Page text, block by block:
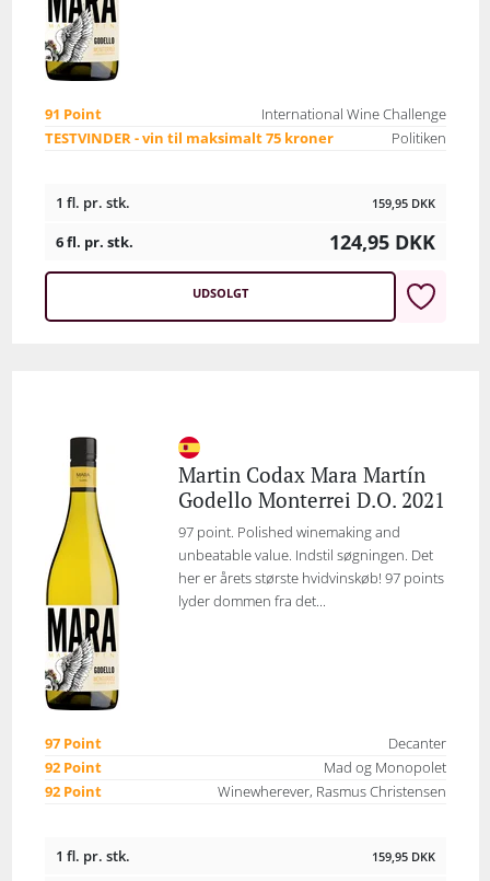
91 Point
International Wine Challenge
TESTVINDER - vin til maksimalt 75 kroner
Politiken
1 fl. pr. stk. 159,95 DKK
6 fl. pr. stk. 124,95 DKK
UDSOLGT
Martin Codax Mara Martín
Godello Monterrei D.O. 2021
97 point. Polished winemaking and
unbeatable value. Indstil søgningen. Det
her er årets største hvidvinskøb! 97 points
lyder dommen fra det...
97 Point
Decanter
92 Point
Mad og Monopolet
92 Point
Winewherever, Rasmus Christensen
1 fl. pr. stk. 159,95 DKK